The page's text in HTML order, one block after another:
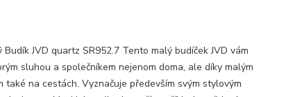
Budík JVD quartz SR952.7 Tento malý budíček JVD vám
sluhou a společníkem nejenom doma, ale díky malým
také na cestách. Vyznačuje především svým stylovým